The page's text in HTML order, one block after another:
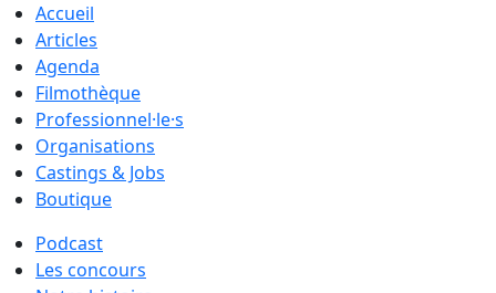
Accueil
Articles
Agenda
Filmothèque
Professionnel·le·s
Organisations
Castings & Jobs
Boutique
Podcast
Les concours